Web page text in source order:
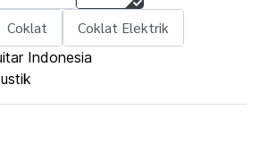
Coklat Coklat Elektrik
Indonesia